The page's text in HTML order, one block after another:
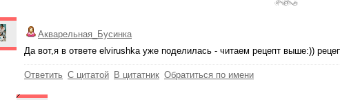
Акварельная_Бусинка
Да вот,я в ответе elvirushka уже поделилась - читаем рецепт выше:))
Ответить С цитатой В цитатник Обратиться по имени